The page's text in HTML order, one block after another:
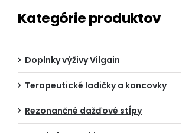
Kategórie produktov
Doplnky výživy Vilgain
Terapeutické ladičky a koncovky
Rezonančné dažďové stĺpy